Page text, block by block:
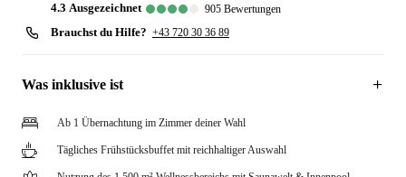
4.3 ausgezeichnet 905 Bewertungen
Brauchst du Hilfe? +43 720 30 36 89
Was inklusive ist
Ab 1 Übernachtung im Zimmer deiner Wahl
Tägliches Frühstücksbuffet mit reichhaltiger Auswahl